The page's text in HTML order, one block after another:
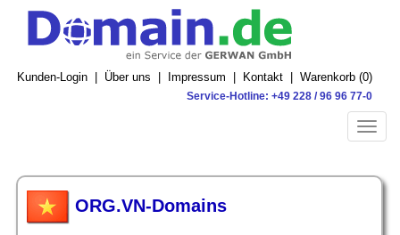
Kunden-Login Über uns Impressum Kontakt Warenkorb (0)
Service-Hotline: +49 228 / 96 96 77-0
Toggle
ORG.VN-Domains